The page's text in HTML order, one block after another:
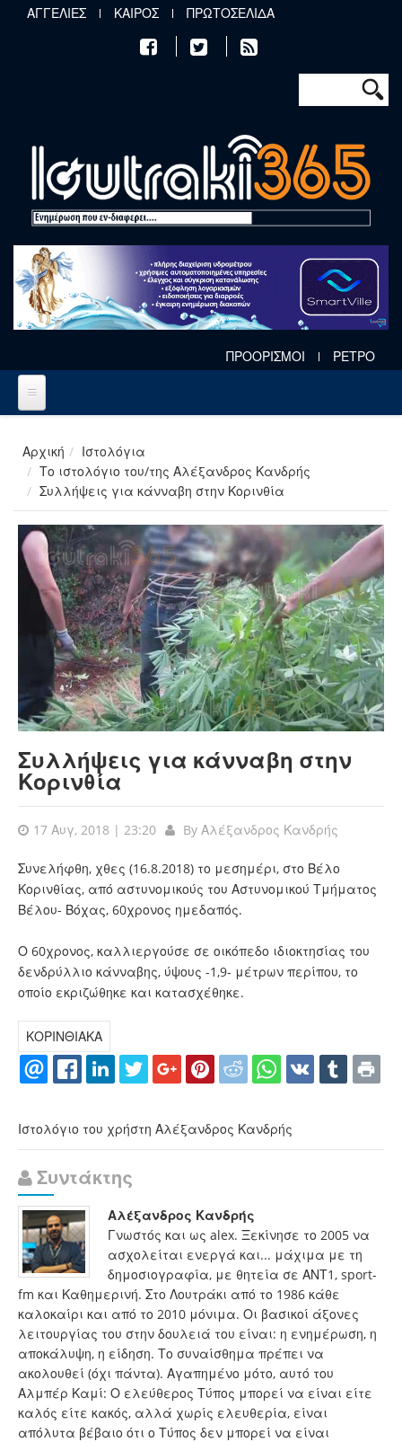
Παράκαμψη προς το κυρίως περιεχόμενο
ΑΓΓΕΛΙΕΣ ΚΑΙΡΟΣ ΠΡΩΤΟΣΕΛΙΔΑ
Φόρμα
Αναζήτηση
ΠΡΟΟΡΙΣΜΟΙ ΡΕΤΡΟ
Αρχική
Ιστολόγια
Το ιστολόγιο του/της Αλέξανδρος Κανδρής
Συλλήψεις για κάνναβη στην Κορινθία
Συλλήψεις για κάνναβη στην
Κορινθία
17 Αυγ, 2018 | 23:20 By Αλέξανδρος Κανδρής
Συνελήφθη, χθες (16.8.2018) το μεσημέρι, στο Βέλο
Κορινθίας, από αστυνομικούς του Αστυνομικού Τμήματος
Βέλου- Βόχας, 60χρονος ημεδαπός.
Ο 60χρονος, καλλιεργούσε σε οικόπεδο ιδιοκτησίας του
δενδρύλλιο κάνναβης, ύψους -1,9- μέτρων περίπου, το
οποίο εκριζώθηκε και κατασχέθηκε.
ΚΟΡΙΝΘΙΑΚΑ
Ιστολόγιο του χρήστη Αλέξανδρος Κανδρής
Συντάκτης
Αλέξανδρος Κανδρής
Γνωστός και ως alex. Ξεκίνησε το 2005 να
ασχολείται ενεργά και... μάχιμα με τη
δημοσιογραφία, με θητεία σε ΑΝΤ1, sport-
fm και Καθημερινή. Στο Λουτράκι από το 1986 κάθε
καλοκαίρι και από το 2010 μόνιμα. Οι βασικοί άξονες
λειτουργίας του στην δουλειά του είναι: η ενημέρωση, η
αποκάλυψη, η είδηση. Το συναίσθημα πρέπει να
ακολουθεί (όχι πάντα). Αγαπημένο μότο, αυτό του
Αλμπέρ Καμί: Ο ελεύθερος Τύπος μπορεί να είναι είτε
καλός είτε κακός, αλλά χωρίς ελευθερία, είναι
απόλυτα βέβαιο ότι ο Τύπος δεν μπορεί να είναι